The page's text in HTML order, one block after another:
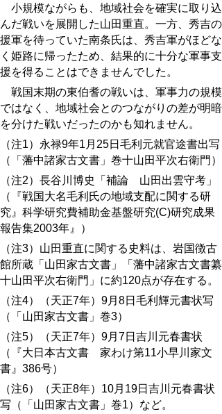
小規模ながらも、地域社会を確実に取り込
んだ戦いを展開した山田重直。一方、秀吉の
援軍を待っていた南条氏は、秀吉軍がほどな
く姫路に帰ったため、結果的に十分な軍事支
援を得ることはできませんでした。
戦国末期の東伯耆の戦いは、軍事力の規模
ではなく、地域社会とのつながりの差が明暗
を分けた戦いだったのかも知れません。
（注1）永禄9年1月25日毛利元就官途書出写
（「藩中諸家古文書」巻十山田平次右衛門）
（注2）長谷川博史「補論 山田出雲守考」
（『戦国大名毛利氏の地域支配に関する研
究』科学研究費補助金基盤研究(C)研究成果
報告集2003年』）
（注3）山田重直に関する史料は、岩国徴古
館所蔵「山田家古文書」「藩中諸家古文書纂
十山田平次右衛門」に約120点が存在する。
（注4）（天正7年）9月8日毛利輝元書状写
（「山田家古文書」巻3）
（注5）（天正7年）9月7日吉川元春書状
（『大日本古文書 家わけ第11小早川家文
書』386号）
（注6）（天正8年）10月19日吉川元春書状
写（「山田家古文書」巻1）など。